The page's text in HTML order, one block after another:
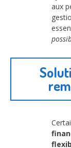
aux